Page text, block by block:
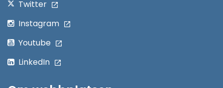
Twitter
Instagram
Youtube
LinkedIn